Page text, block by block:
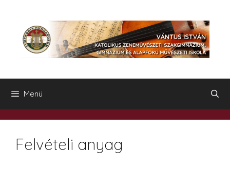
tartalomba
Menü
Felvételi anyag